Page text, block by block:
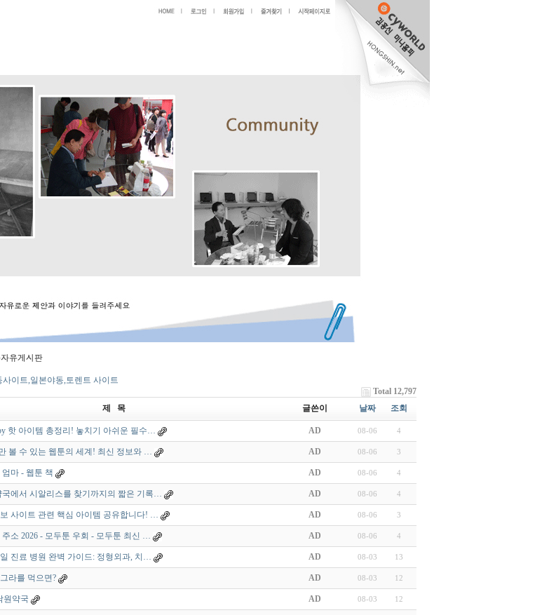
Total 12,797
제 목 글쓴이 날짜 조회
핫 아이템 총정리! 놓치기 아쉬운 필수… AD 08-06 4
볼 수 있는 웹툰의 세계! 최신 정보와 … AD 08-06 3
마 - 웹툰 책 AD 08-06 4
국에서 시알리스를 찾기까지의 짧은 기록… AD 08-06 4
사이트 관련 핵심 아이템 공유합니다! … AD 08-06 3
주소 2026 - 모두툰 우회 - 모두툰 최신 … AD 08-06 4
진료 병원 완벽 가이드: 정형외과, 치… AD 08-03 13
라를 먹으면? AD 08-03 12
원약국 AD 08-03 12